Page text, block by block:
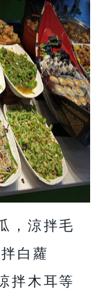
，涼拌毛
白蘿
拌木耳等